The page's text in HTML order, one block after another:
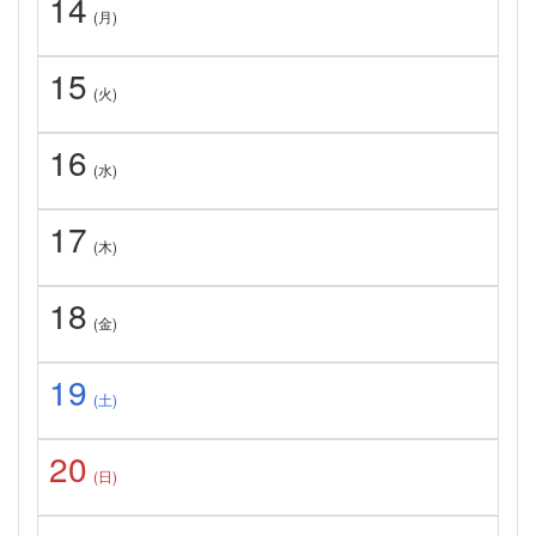
(月)
15 (火)
16 (水)
17 (木)
18 (金)
19 (土)
20 (日)